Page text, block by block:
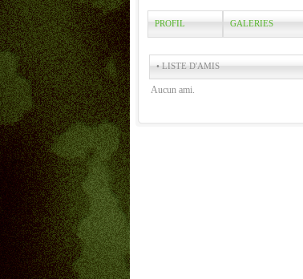
PROFIL GALERIES
• LISTE D'AMIS
Aucun ami.